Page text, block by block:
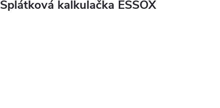
Splátková kalkulačka ESSOX